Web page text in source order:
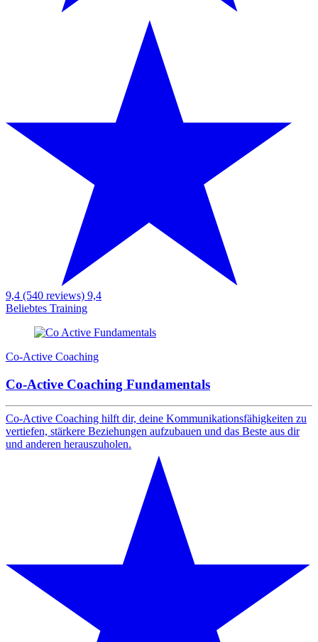
9,4 (540 reviews) 9,4
Beliebtes Training
Co-Active Coaching
Co-Active Coaching Fundamentals
Co-Active Coaching hilft dir, deine Kommunikationsfähigkeiten zu
vertiefen, stärkere Beziehungen aufzubauen und das Beste aus dir
und anderen herauszuholen.